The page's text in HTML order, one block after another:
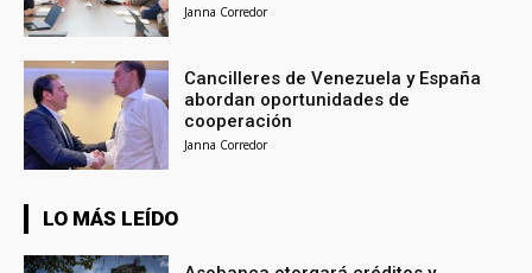
Janna Corredor
Cancilleres de Venezuela y España
abordan oportunidades de
cooperación
Janna Corredor
LO MÁS LEÍDO